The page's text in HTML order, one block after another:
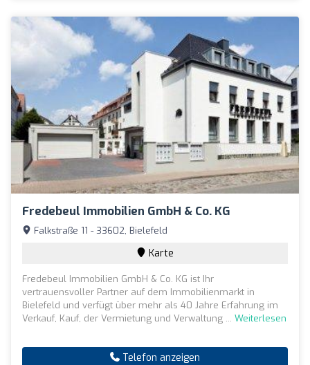
Fredebeul Immobilien GmbH & Co. KG
Falkstraße 11 - 33602, Bielefeld
Karte
Fredebeul Immobilien GmbH & Co. KG ist Ihr
vertrauensvoller Partner auf dem Immobilienmarkt in
Bielefeld und verfügt über mehr als 40 Jahre Erfahrung im
Verkauf, Kauf, der Vermietung und Verwaltung ... Weiterlesen
Telefon anzeigen